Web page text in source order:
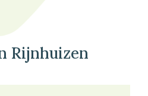
Rijnhuizen